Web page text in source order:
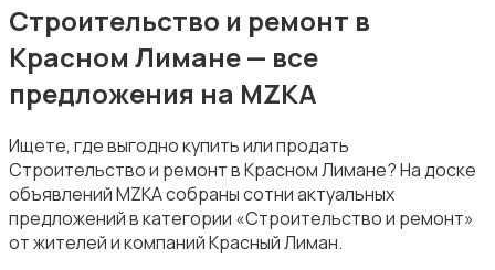
Искусство и развлечения
Магазины
Строительство и ремонт в
Красном Лимане — все
предложения на MZKA
Ищете, где выгодно купить или продать
Строительство и ремонт в Красном Лимане? На доске
объявлений MZKA собраны сотни актуальных
предложений в категории «Строительство и ремонт»
от жителей и компаний Красный Лиман.